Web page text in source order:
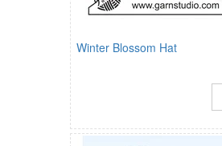
Winter Blossom Hat